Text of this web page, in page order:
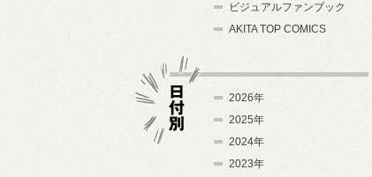
ビジュアルファンブック
AKITA TOP COMICS
2026年
2025年
2024年
2023年